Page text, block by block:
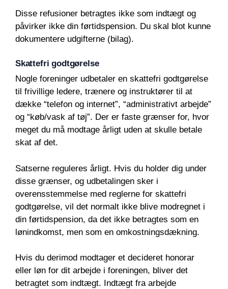
Disse refusioner betragtes ikke som indtægt og
påvirker ikke din førtidspension. Du skal blot kunne
dokumentere udgifterne (bilag).
Skattefri godtgørelse
Nogle foreninger udbetaler en skattefri godtgørelse
til frivillige ledere, trænere og instruktører til at
dække “telefon og internet”, “administrativt arbejde”
og “køb/vask af tøj”. Der er faste grænser for, hvor
meget du må modtage årligt uden at skulle betale
skat af det.
Satserne reguleres årligt. Hvis du holder dig under
disse grænser, og udbetalingen sker i
overensstemmelse med reglerne for skattefri
godtgørelse, vil det normalt ikke blive modregnet i
din førtidspension, da det ikke betragtes som en
lønindkomst, men som en omkostningsdækning.
Hvis du derimod modtager et decideret honorar
eller løn for dit arbejde i foreningen, bliver det
betragtet som indtægt. Indtægt fra arbejde